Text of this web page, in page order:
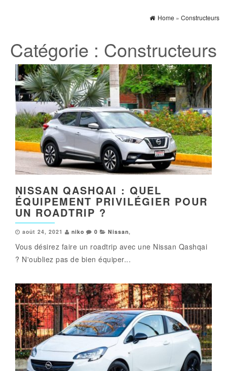
Home » Constructeurs
Catégorie : Constructeurs
NISSAN QASHQAI : QUEL
ÉQUIPEMENT PRIVILÉGIER POUR
UN ROADTRIP ?
août 24, 2021 niko 0 Nissan,
Vous désirez faire un roadtrip avec une Nissan Qashqai
? N'oubliez pas de bien équiper...